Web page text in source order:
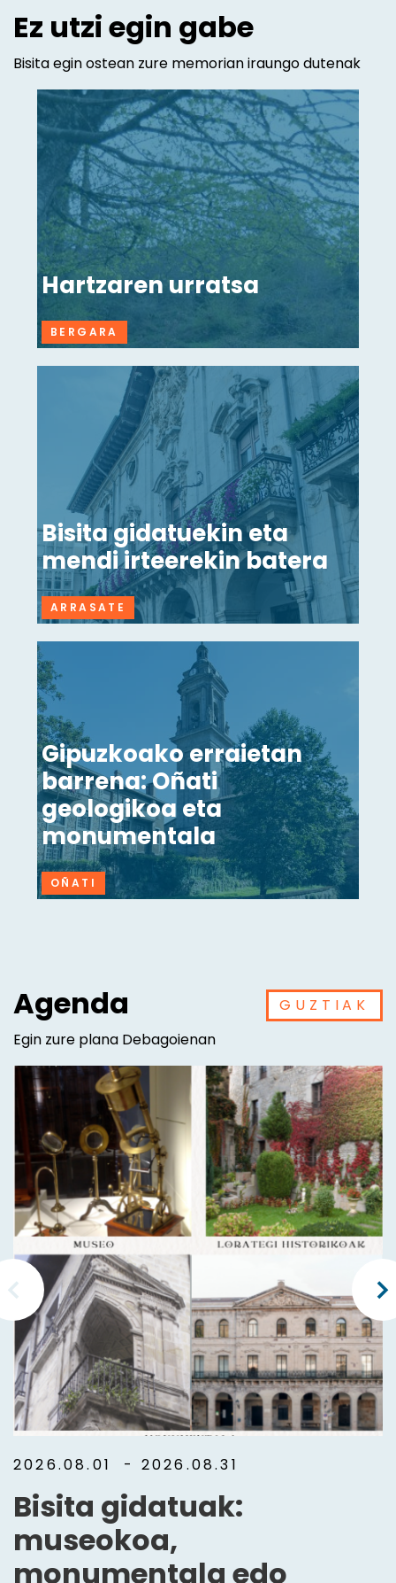
Ez utzi egin gabe
Bisita egin ostean zure memorian iraungo dutenak
Hartzaren urratsa
BERGARA
Bisita gidatuekin eta
mendi irteerekin batera
ARRASATE
Gipuzkoako erraietan
barrena: Oñati
geologikoa eta
monumentala
OÑATI
Agenda
Egin zure plana Debagoienan
GUZTIAK
2026.08.01 - 2026.08.31
Bisita gidatuak:
museokoa,
monumentala edo